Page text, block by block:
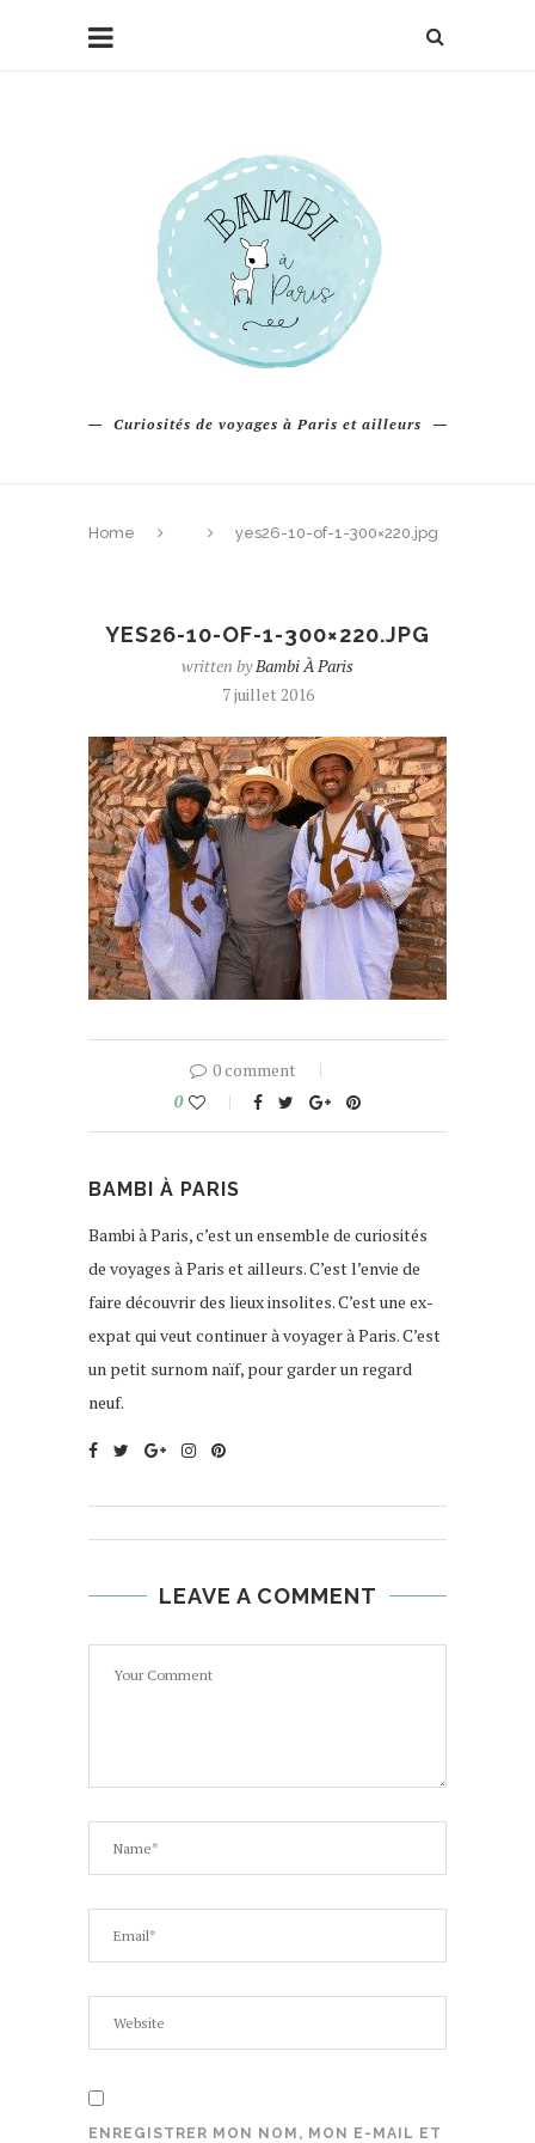
Curiosités de voyages à Paris et ailleurs
Home yes26-10-of-1-300×220.jpg
YES26-10-OF-1-300×220.JPG
written byBambi À Paris
7 juillet 2016
0 comment
0
BAMBI À PARIS
Bambi à Paris, c’est un ensemble de curiosités
de voyages à Paris et ailleurs. C’est l’envie de
faire découvrir des lieux insolites. C’est une ex-
expat qui veut continuer à voyager à Paris. C’est
un petit surnom naïf, pour garder un regard
neuf.
LEAVE A COMMENT
ENREGISTRER MON NOM, MON E-MAIL ET